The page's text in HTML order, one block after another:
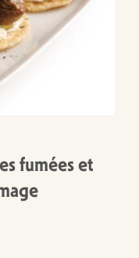
fumées et